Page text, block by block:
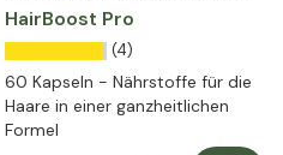
HairBoost Pro
(4)
60 Kapseln - Nährstoffe für die
Haare in einer ganzheitlichen
Formel